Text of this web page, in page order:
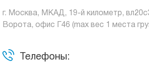
г. Москва, МКАД, 19-й километр,
Ворота, офис Г46 (max вес 1 места
Телефоны: